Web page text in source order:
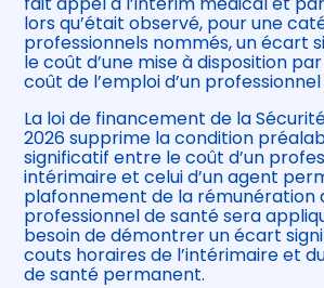
lors qu’était observé, pour une
professionnels nommés, un écart
le coût d’une mise à disposition
coût de l’emploi d’un
La loi de financement de la
2026 supprime la condition
significatif entre le coût d’un
intérimaire et celui d’un agent
plafonnement de la rémunération
professionnel de santé sera
besoin de démontrer un écart
couts horaires de l’intérimaire et
de santé permanent.